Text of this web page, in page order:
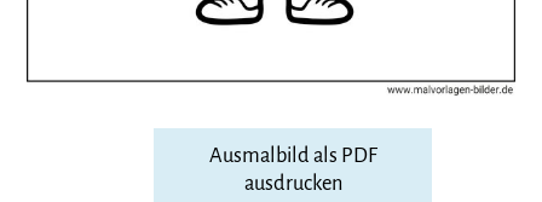
Ausmalbild als PDF
ausdrucken